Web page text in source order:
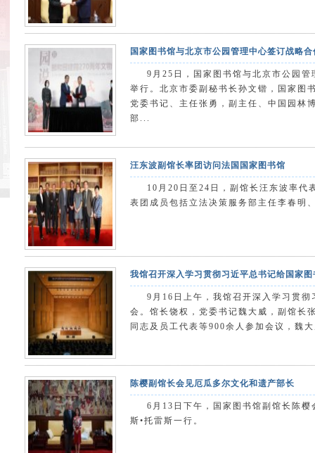
国家图书馆与北京市公园管理中心签订战略
9月25日，国家图书馆与北京市公园
举行。北京市委副秘书长孙文锴，国家图
党委书记、主任张勇，副主任、中国园林
部...
汪东波副馆长率团访问法国国家图书馆
10月20日至24日，副馆长汪东波率代
表团成员包括立法决策服务部主任李春明
我馆召开深入学习贯彻习近平总书记给国家
9月16日上午，我馆召开深入学习贯
会。馆长饶权，党委书记魏大威，副馆长
同志及员工代表等900余人参加会议，魏
陈樱副馆长会见厄瓜多尔文化和遗产部长
6月13日下午，国家图书馆副馆长陈
斯•托雷斯一行。